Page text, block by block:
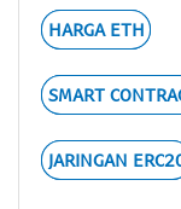
HARGA ETH
SMART
JARINGAN